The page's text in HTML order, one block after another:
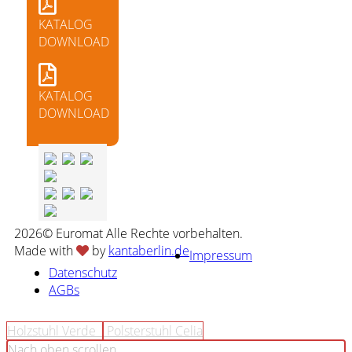
KATALOG
DOWNLOAD
KATALOG
DOWNLOAD
2026© Euromat Alle Rechte vorbehalten.
Made with
bykantaberlin.deImpressum
Datenschutz
AGBs
Holzstuhl Verde
Polsterstuhl Celia